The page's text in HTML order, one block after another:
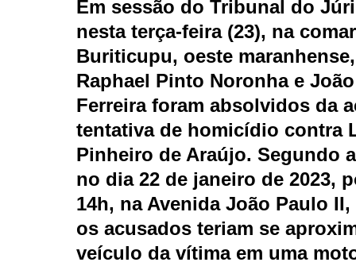
Em sessão do Tribunal do
nesta terça-feira (23), na
Buriticupu, oeste
Raphael Pinto Noronha e
Ferreira foram absolvidos da
tentativa de homicídio contra
Pinheiro de Araújo. Segundo
no dia 22 de janeiro de 2023,
14h, na Avenida João Paulo
os acusados teriam se
veículo da vítima em uma